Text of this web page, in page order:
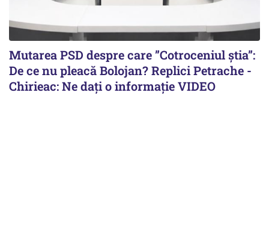
Mutarea PSD despre care ”Cotroceniul știa”:
De ce nu pleacă Bolojan? Replici Petrache -
Chirieac: Ne dați o informație VIDEO